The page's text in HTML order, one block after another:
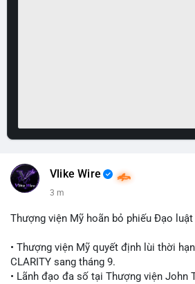
Vlike Wire
3 m
Thượng viện Mỹ hoãn bỏ phiếu Đạo luật
• Thượng viện Mỹ quyết định lùi thời
CLARITY sang tháng 9.
• Lãnh đạo đa số tại Thượng viện John